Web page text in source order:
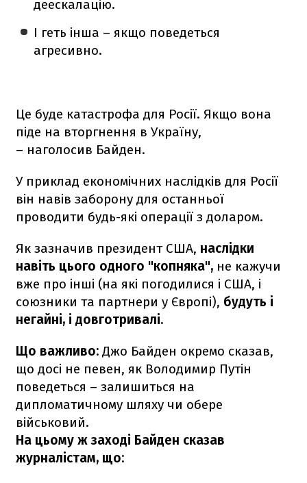
деескалацію.
І геть інша – якщо поведеться
агресивно.
Це буде катастрофа для Росії. Якщо вона
піде на вторгнення в Україну,
– наголосив Байден.
У приклад економічних наслідків для Росії
він навів заборону для останньої
проводити будь-які операції з доларом.
Як зазначив президент США, наслідки
навіть цього одного "копняка", не кажучи
вже про інші (на які погодилися і США, і
союзники та партнери у Європі), будуть і
негайні, і довготривалі.
Що важливо: Джо Байден окремо сказав,
що досі не певен, як Володимир Путін
поведеться – залишиться на
дипломатичному шляху чи обере
військовий.
На цьому ж заході Байден сказав
журналістам, що: